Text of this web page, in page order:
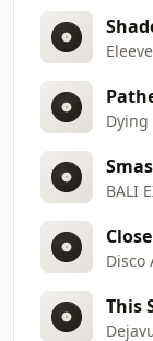
Dying
BALI
Disco
This